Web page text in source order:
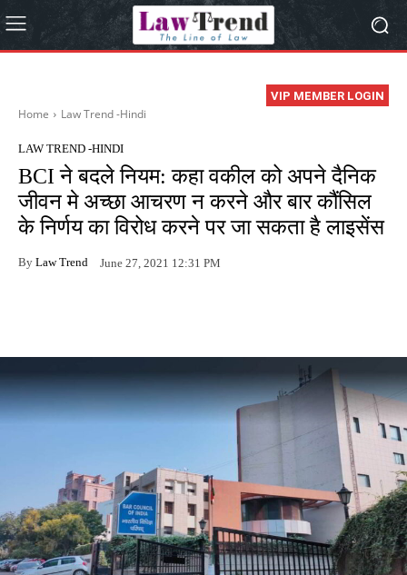
VIP MEMBER LOGIN
Home Law Trend -Hindi
LAW TREND -HINDI
BCI ने बदले नियम: कहा वकील को अपने दैनिक
जीवन मे अच्छा आचरण न करने और बार कौंसिल
के निर्णय का विरोध करने पर जा सकता है लाइसेंस
By Law Trend June 27, 2021 12:31 PM